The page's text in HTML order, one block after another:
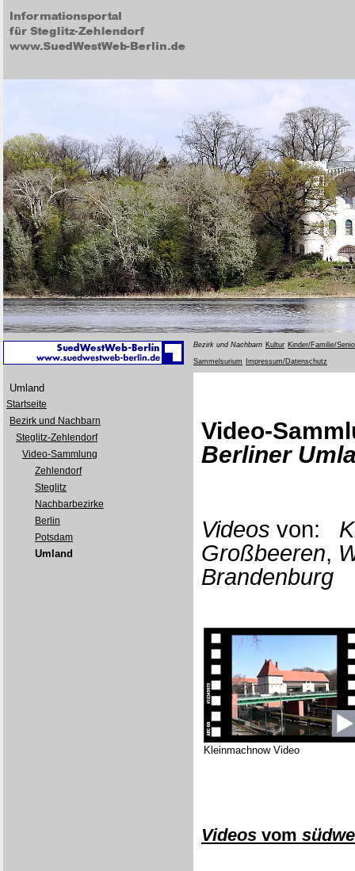
Bezirk und Nachbarn Kultur Kinder/Familie/
Sammelsurium Impressum/Datenschutz
Umland
Startseite
Bezirk und Nachbarn
Steglitz-Zehlendorf
Video-Sammlung
Zehlendorf
Steglitz
Nachbarbezirke
Berlin
Potsdam
Umland
Video-
Berliner
Videos von:
Großbeeren,
Brandenburg
Kleinmachnow Video
Videos vom